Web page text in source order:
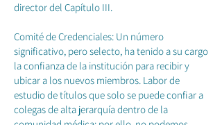
director del Capítulo III.
Comité de Credenciales: Un número
significativo, pero selecto, ha tenido a su cargo
la confianza de la institución para recibir y
ubicar a los nuevos miembros. Labor de
estudio de títulos que solo se puede confiar a
colegas de alta jerarquía dentro de la